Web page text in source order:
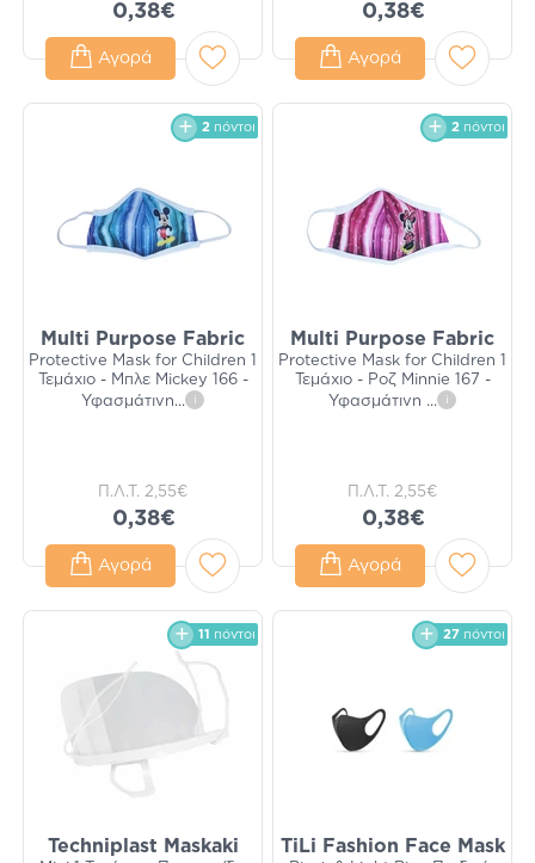
0,38€
Αγορά
0,38€
Αγορά
2 πόντοι
Multi Purpose Fabric
Protective Mask for Children 1
Τεμάχιο - Μπλε Mickey 166 -
Υφασμάτινη... i
Π.Λ.Τ. 2,55€
0,38€
Αγορά
2 πόντοι
Multi Purpose Fabric
Protective Mask for Children 1
Τεμάχιο - Ροζ Minnie 167 -
Υφασμάτινη ... i
Π.Λ.Τ. 2,55€
0,38€
Αγορά
11 πόντοι
Techniplast Maskaki
27 πόντοι
TiLi Fashion Face Mask